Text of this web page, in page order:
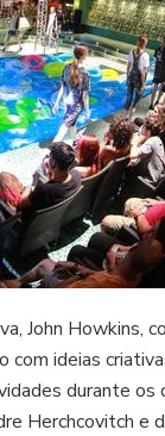
John Howkins,
ideias
durante
Herchcovitch